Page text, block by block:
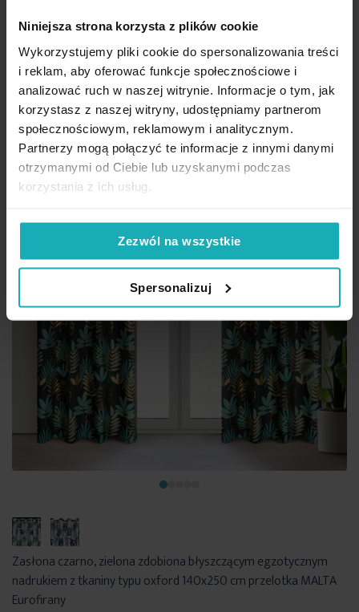
Niniejsza strona korzysta z plików cookie
Wykorzystujemy pliki cookie do spersonalizowania treści
i reklam, aby oferować funkcje społecznościowe i
analizować ruch w naszej witrynie. Informacje o tym, jak
korzystasz z naszej witryny, udostępniamy partnerom
społecznościowym, reklamowym i analitycznym.
Partnerzy mogą połączyć te informacje z innymi danymi
otrzymanymi od Ciebie lub uzyskanymi podczas
korzystania z ich usług.
Zezwól na wszystkie
Spersonalizuj
Eurofirany
110,40 zł
Dodaj do koszyka
Zasłona czarno, zielona zdobiona błyszczącym egzotycznym
nadrukiem z tkaniny typu oxford 140x250 cm przelotka MALTA
Eurofirany